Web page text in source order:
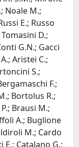
Noale M.;
E.; Russo
D.;
G.N.; Gacci
Aristei C.;
S.;
F.;
Bortolus R.;
Brausi M.;
A.; Buglione
M.; Cardo
E.; Catalano G.;